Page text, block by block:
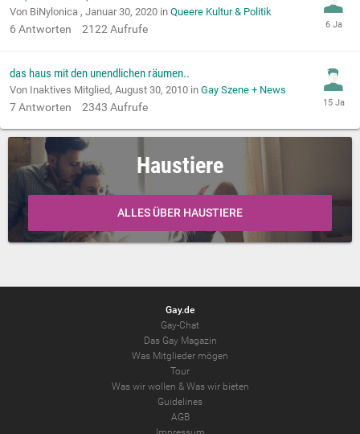
Von BiNylonica , Januar 30, 2020 in Queere Kultur & Politik
6 Antworten 2122Aufrufe
das haus mit den unendlichen räumen..
Von Inaktives Mitglied, August 30, 2010 in Gay Szene + News
7Antworten 2343 Aufrufe
Haustiere
ALLES ÜBER HAUSTIERE
Gay.de
Gay-Chat
Das Gay Magazin
Was Mitglieder mögen
Tour
Was wir wollen & Was wir bieten
Guidelines
AGB